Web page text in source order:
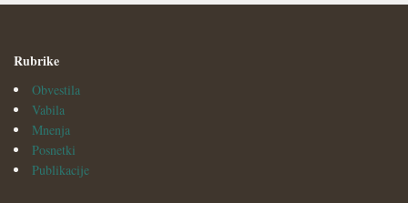
Rubrike
Obvestila
Vabila
Mnenja
Posnetki
Publikacije